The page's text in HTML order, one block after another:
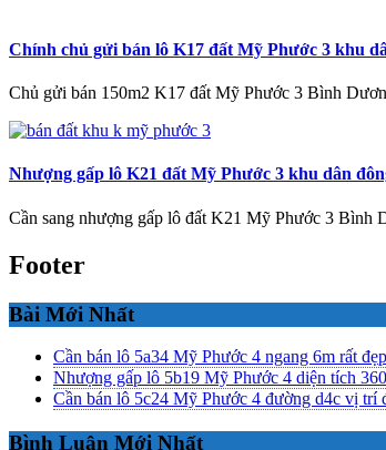
Chính chủ gửi bán lô K17 đất Mỹ Phước 3 khu
Chủ gửi bán 150m2 K17 đất Mỹ Phước 3 Bình
Nhượng gấp lô K21 đất Mỹ Phước 3 khu dân
Cần sang nhượng gấp lô đất K21 Mỹ Phước 3
Footer
Bài Mới Nhất
Cần bán lô 5a34 Mỹ Phước 4 ngang 6m rất
Nhượng gấp lô 5b19 Mỹ Phước 4 diện tích
Cần bán lô 5c24 Mỹ Phước 4 đường d4c vị trí
Bình Luận Mới Nhất